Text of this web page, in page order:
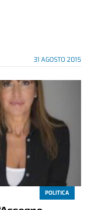
31 AGOSTO 2015
POLITICA